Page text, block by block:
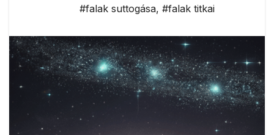
#falak suttogása, #falak titkai